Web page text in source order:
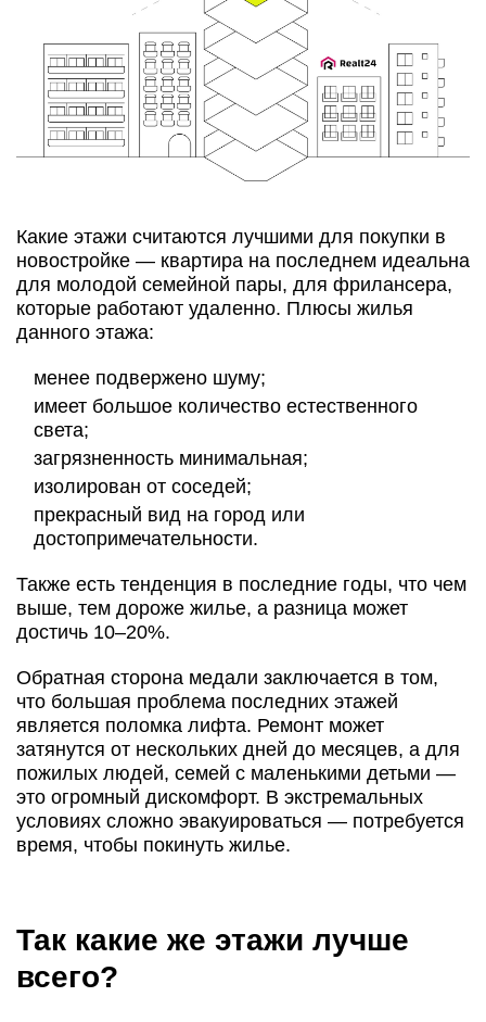
Какие этажи считаются лучшими для покупки в
новостройке — квартира на последнем идеальна
для молодой семейной пары, для фрилансера,
которые работают удаленно. Плюсы жилья
данного этажа:
менее подвержено шуму;
имеет большое количество естественного
света;
загрязненность минимальная;
изолирован от соседей;
прекрасный вид на город или
достопримечательности.
Также есть тенденция в последние годы, что чем
выше, тем дороже жилье, а разница может
достичь 10–20%.
Обратная сторона медали заключается в том,
что большая проблема последних этажей
является поломка лифта. Ремонт может
затянутся от нескольких дней до месяцев, а для
пожилых людей, семей с маленькими детьми —
это огромный дискомфорт. В экстремальных
условиях сложно эвакуироваться — потребуется
время, чтобы покинуть жилье.
Так какие же этажи лучше
всего?